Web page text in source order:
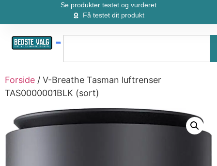
Se produkter testet og vurderet
Få testet dit produkt
Forside / V-Breathe Tasman luftrenser
TAS0000001BLK (sort)